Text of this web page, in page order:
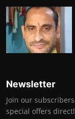
Newsletter
Join our
special offers